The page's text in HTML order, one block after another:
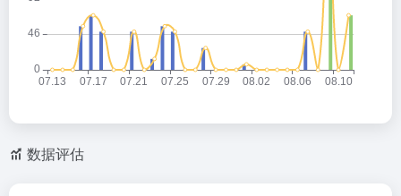
数据评估